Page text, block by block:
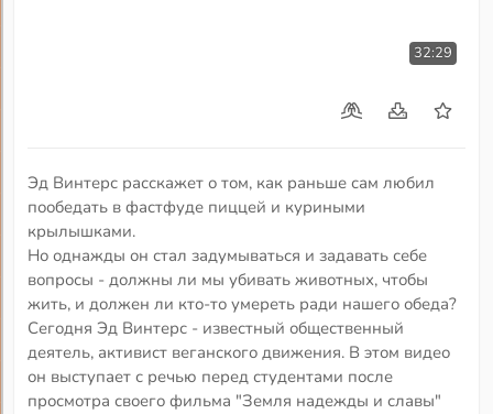
32:29
Эд Винтерс расскажет о том, как раньше сам любил
пообедать в фастфуде пиццей и куриными
крылышками.
Но однажды он стал задумываться и задавать себе
вопросы - должны ли мы убивать животных, чтобы
жить, и должен ли кто-то умереть ради нашего обеда?
Сегодня Эд Винтерс - известный общественный
деятель, активист веганского движения. В этом видео
он выступает с речью перед студентами после
просмотра своего фильма "Земля надежды и славы"